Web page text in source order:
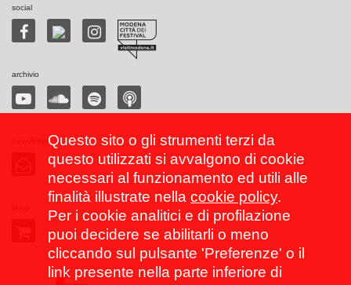
social
archivio
Questo sito o gli strumenti terzi da
questo utilizzati si avvalgono di cookie
necessari al funzionamento ed utili alle
finalità illustrate nella cookie policy.
Per i cookie analitici e di profilazione
puoi decidere se abilitarli o meno
cliccando sul pulsante 'Preferenze' o il
link presente nella parte inferiore di